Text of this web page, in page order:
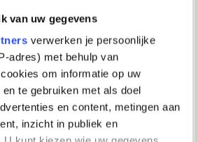
van uw gegevens
verwerken je persoonlijke
adres) met behulp van
om informatie op uw
te gebruiken met als doel
en content, metingen aan
inzicht in publiek en
homoseksuele mannen een
van SOA's, in deze
beschrijft zal toch wel meevallen?
je er ervaring mee, dus daar
over